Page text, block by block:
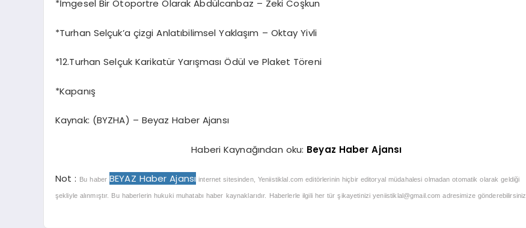
*İmgesel Bir Otoportre Olarak Abdülcanbaz – Zeki Coşkun
*Turhan Selçuk’a çizgi Anlatıbilimsel Yaklaşım – Oktay Yivli
*12.Turhan Selçuk Karikatür Yarışması Ödül ve Plaket Töreni
*Kapanış
Kaynak: (BYZHA) – Beyaz Haber Ajansı
Haberi Kaynağından oku: Beyaz Haber Ajansı
Not : Bu haber BEYAZ Haber Ajansı internet sitesinden, Yeniistiklal.com editörlerinin hiçbir editoryal müdahalesi olmadan otomatik olarak geldiği
şekliyle alınmıştır. Bu haberlerin hukuki muhatabı haber kaynaklarıdır. Haberlerle ilgili her tür şikayetiniziyeniistiklal@gmail.com adresimize gönderebilirsiniz.